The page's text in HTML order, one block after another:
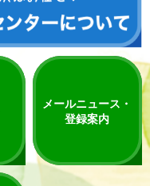
メールニュース・
登録案内